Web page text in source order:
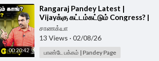
00:20:42
⁣Rangaraj Pandey Latest |
Vijayக்கு கட்டம்கட்டும் Congress? |
Rahul | DK Shivakumar | TVK |
TN Govt
சாணக்யா
13 Views · 02/08/26
பாண்டே பக்கம் | Pandey Page